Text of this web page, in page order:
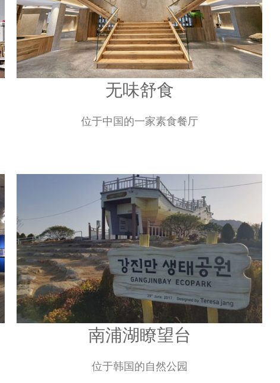
无味舒食
位于中国的一家素食餐厅
南浦湖瞭望台
位于韩国的自然公园